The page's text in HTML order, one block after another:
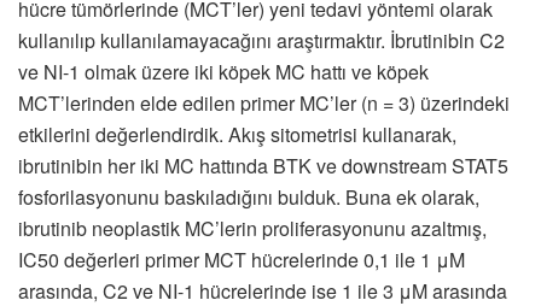
hücre tümörlerinde (MCT’ler) yeni tedavi yöntemi olarak
kullanılıp kullanılamayacağını araştırmaktır. İbrutinibin C2
ve NI-1 olmak üzere iki köpek MC hattı ve köpek
MCT’lerinden elde edilen primer MC’ler (n = 3) üzerindeki
etkilerini değerlendirdik. Akış sitometrisi kullanarak,
ibrutinibin her iki MC hattında BTK ve downstream STAT5
fosforilasyonunu baskıladığını bulduk. Buna ek olarak,
ibrutinib neoplastik MC’lerin proliferasyonunu azaltmış,
IC50 değerleri primer MCT hücrelerinde 0,1 ile 1 μM
arasında, C2 ve NI-1 hücrelerinde ise 1 ile 3 μM arasında